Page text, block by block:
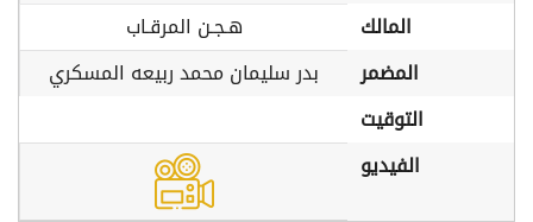
المالك
هـجـن المرقـاب
المضمر
بدر سليمان محمد ربيعه المسكري
التوقيت
الفيديو